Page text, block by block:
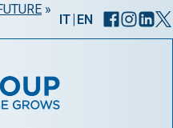
»
IT| EN